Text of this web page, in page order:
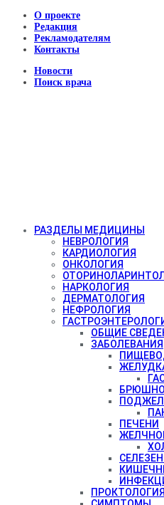
О проекте
Редакция
Рекламодателям
Контакты
Новости
Поиск врача
РАЗДЕЛЫ МЕДИЦИНЫ
НЕВРОЛОГИЯ
КАРДИОЛОГИЯ
ОНКОЛОГИЯ
НАРКОЛОГИЯ
ДЕРМАТОЛОГИЯ
НЕФРОЛОГИЯ
ОБЩИЕ
ЗАБОЛЕВАНИЯ
ПЕЧЕНИ
ПРОКТОЛОГИЯ